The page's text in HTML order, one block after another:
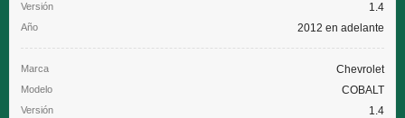
1.4
2012 en adelante
Chevrolet
COBALT
1.4